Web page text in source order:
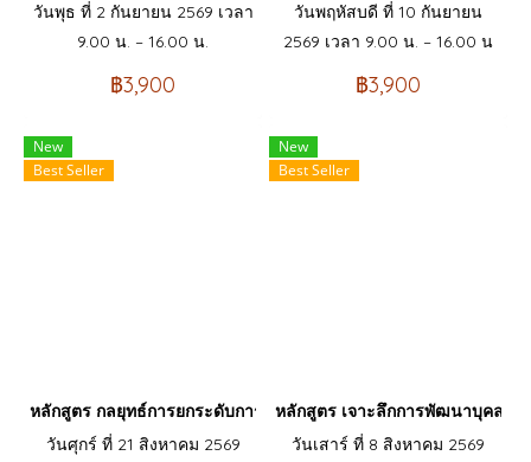
วันพุธ ที่ 2 กันยายน 2569 เวลา
9.00 น. – 16.00 น.
฿3,900
วันพฤหัสบดี ที่ 10 กันยายน
2569 เวลา 9.00 น. – 16.00 น
฿3,900
New
Best Seller
หลักสูตร กลยุทธ์การยกระดับการบริการด้วยระบบการบริหารลูกค้าสัม
วันศุกร์ ที่ 21 สิงหาคม 2569
New
Best Seller
หลักสูตร เจาะลึกการพัฒนาบุคลาก
วันเสาร์ ที่ 8 สิงหาคม 2569